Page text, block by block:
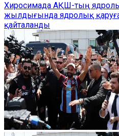
Хиросимада АҚШ-тың
жылдығында ядролық
қайталанды